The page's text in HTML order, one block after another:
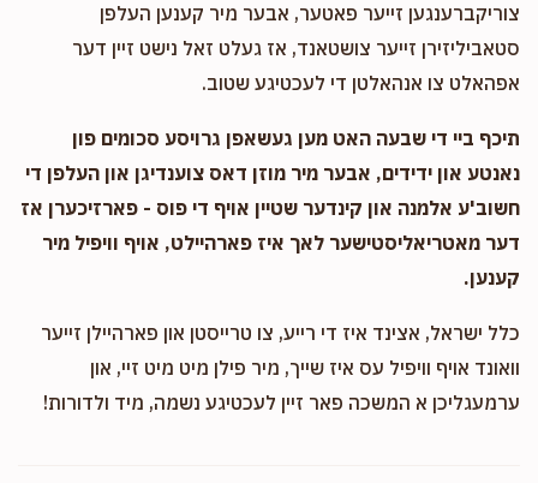
צוריקברענגען זייער פאטער, אבער מיר קענען העלפן
סטאביליזירן זייער צושטאנד, אז געלט זאל נישט זיין דער
אפהאלט צו אנהאלטן די לעכטיגע שטוב.
תיכף ביי די שבעה האט מען געשאפן גרויסע סכומים פון
נאנטע און ידידים, אבער מיר מוזן דאס צוענדיגן און העלפן די
חשוב'ע אלמנה און קינדער שטיין אויף די פוס - פארזיכערן אז
דער מאטריאליסטישער לאך איז פארהיילט, אויף וויפיל מיר
קענען.
כלל ישראל, אצינד איז די רייע, צו טרייסטן און פארהיילן זייער
וואונד אויף וויפיל עס איז שייך, מיר פילן מיט מיט זיי, און
ערמעגליכן א המשכה פאר זיין לעכטיגע נשמה, מיד ולדורות!